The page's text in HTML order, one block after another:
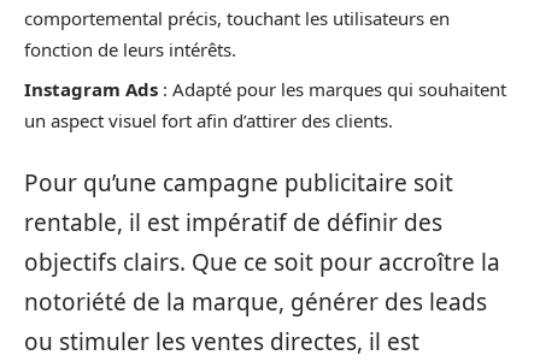
comportemental précis, touchant les utilisateurs en
fonction de leurs intérêts.
Instagram Ads : Adapté pour les marques qui souhaitent
un aspect visuel fort afin d’attirer des clients.
Pour qu’une campagne publicitaire soit
rentable, il est impératif de définir des
objectifs clairs. Que ce soit pour accroître la
notoriété de la marque, générer des leads
ou stimuler les ventes directes, il est